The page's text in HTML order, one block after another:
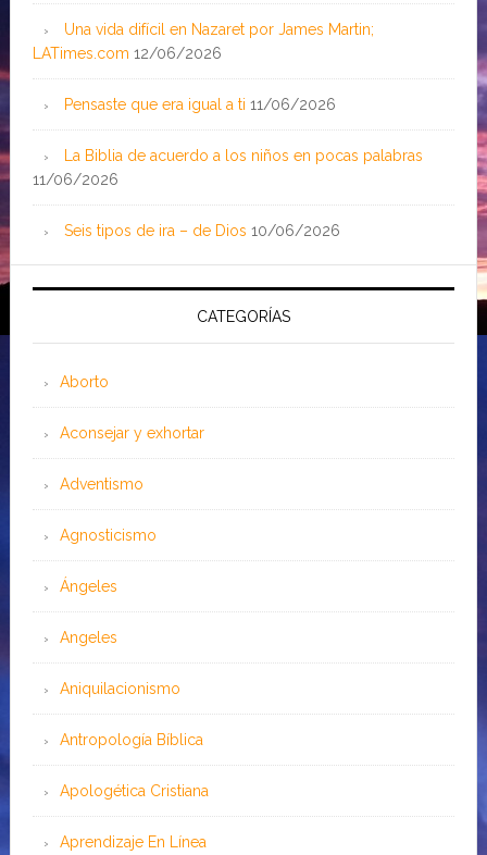
Una vida difícil en Nazaret por James Martin;
LATimes.com 12/06/2026
Pensaste que era igual a ti 11/06/2026
La Biblia de acuerdo a los niños en pocas palabras
11/06/2026
Seis tipos de ira – de Dios 10/06/2026
CATEGORÍAS
Aborto
Aconsejar y exhortar
Adventismo
Agnosticismo
Ángeles
Angeles
Aniquilacionismo
Antropología Bíblica
Apologética Cristiana
Aprendizaje En Línea